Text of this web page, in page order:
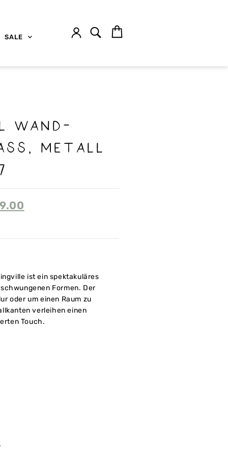
SALE
Metall
ist ein spektakuläres
Formen. Der
oder um einen Raum zu
verleihen einen
Touch.